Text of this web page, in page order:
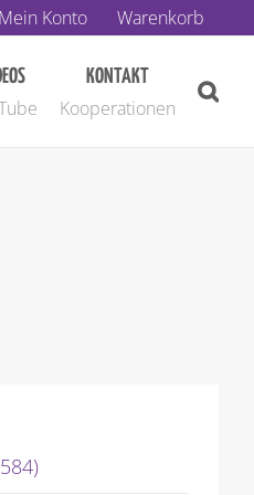
Mein Konto Warenkorb
KONTAKT
Kooperationen